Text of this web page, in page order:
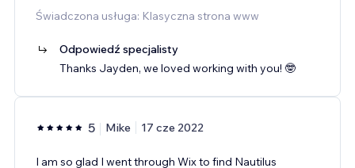
Świadczona usługa: Klasyczna strona www
Odpowiedź specjalisty
Thanks Jayden, we loved working with you! 🤓
5 Mike 17 cze 2022
I am so glad I went through Wix to find Nautilus